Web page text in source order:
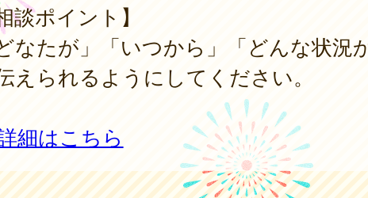
談ポイント】
なたが」「いつから」「どんな状況
えられるようにしてください。
細はこちら